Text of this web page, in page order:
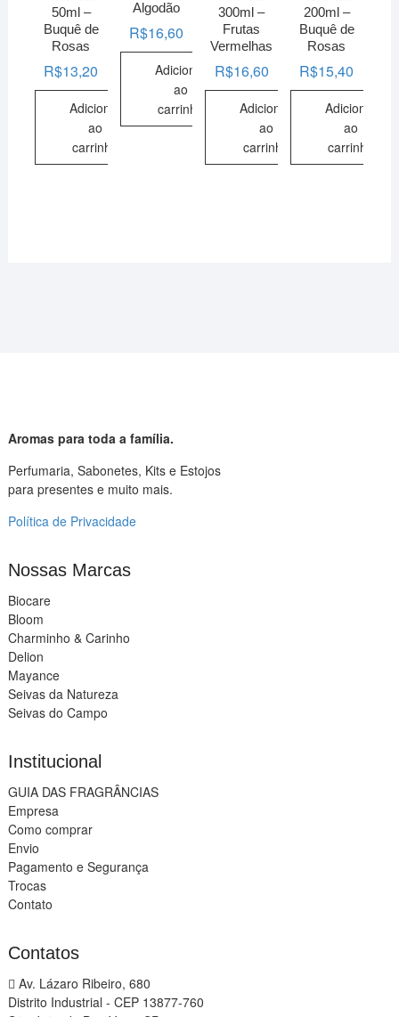
50ml –
Buquê de
Rosas
R$13,20
Adicionar
ao
carrinho
Algodão
R$16,60
Adicionar
ao
carrinho
300ml –
Frutas
Vermelhas
R$16,60
Adicionar
ao
carrinho
200ml –
Buquê de
Rosas
R$15,40
Adicionar
ao
carrinho
Aromas para toda a família.
Perfumaria, Sabonetes, Kits e Estojos
para presentes e muito mais.
Política de Privacidade
Nossas Marcas
Biocare
Bloom
Charminho & Carinho
Delion
Mayance
Seivas da Natureza
Seivas do Campo
Institucional
GUIA DAS FRAGRÂNCIAS
Empresa
Como comprar
Envio
Pagamento e Segurança
Trocas
Contato
Contatos
Av. Lázaro Ribeiro, 680
Distrito Industrial - CEP 13877-760